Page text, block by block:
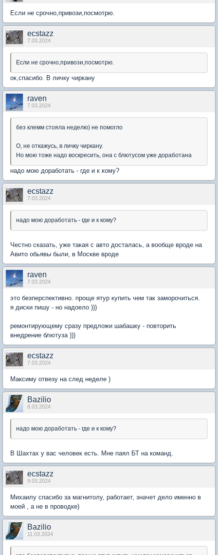
Если не срочно,привози,посмотрю.
ecstazz
7.03.2024
Если не срочно,привози,посмотрю.
ок,спасибо. В личку чиркану
raven
7.03.2024
без клемм стояла неделю) не помогло
О, не откажусь, в личку чиркану.
Но мою тоже надо воскресить, она с блютусом уже доработана
надо мою доработать - где и к кому?
ecstazz
7.03.2024
надо мою доработать - где и к кому?
Честно сказать, уже такая с авто досталась, а вообще вроде на
Авито обьявы были, в Москве вроде
raven
7.03.2024
это безперспективно. проще ятур купить чем так заморочиться.
я диски пишу - но надоело )))
ремонтирующему сразу предложи шабашку - повторить
внедрение блютуза )))
ecstazz
7.03.2024
Максиму отвезу на след неделе )
Bazilio
8.03.2024
надо мою доработать - где и к кому?
В Шахтах у вас человек есть. Мне паял БТ на команд.
ecstazz
9.03.2024
Михаилу спасибо за магнитолу, работает, значет дело именно в
моей , а не в проводке)
Bazilio
11.03.2024